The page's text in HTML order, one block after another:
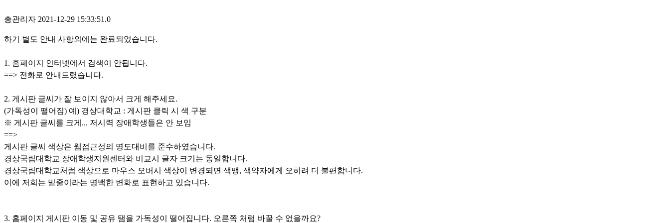
총관리자 2021-12-29 15:33:51.0
하기 별도 안내 사항외에는 완료되었습니다.
1. 홈페이지 인터넷에서 검색이 안됩니다.
==> 전화로 안내드렸습니다.
2. 게시판 글씨가 잘 보이지 않아서 크게 해주세요.
(가독성이 떨어짐) 예) 경상대학교 : 게시판 클릭 시 색 구분
※ 게시판 글씨를 크게... 저시력 장애학생들은 안 보임
==>
게시판 글씨 색상은 웹접근성의 명도대비를 준수하였습니다.
경상국립대학교 장애학생지원센터와 비교시 글자 크기는 동일합니다.
경상국립대학교처럼 색상으로 마우스 오버시 색상이 변경되면 색맹, 색약자에게 오히려 더 불편합니다.
이에 저희는 밑줄이라는 명백한 변화로 표현하고 있습니다.
3. 홈페이지 게시판 이동 및 공유 탬을 가독성이 떨어집니다. 오른쪽 처럼 바꿀 수 없을까요?